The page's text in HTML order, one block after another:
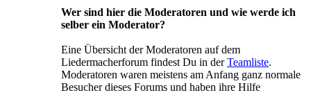
Wer sind hier die Moderatoren und wie werde ich
selber ein Moderator?
Eine Übersicht der Moderatoren auf dem
Liedermacherforum findest Du in derTeamliste.
Moderatoren waren meistens am Anfang ganz normale
Besucher dieses Forums und haben ihre Hilfe